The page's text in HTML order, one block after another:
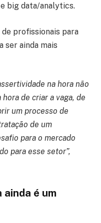
big data/analytics.
profissionais para
ser ainda mais
na hora não
de criar a vaga, de
um processo de
de um
para o mercado
para esse setor”,
ainda é um